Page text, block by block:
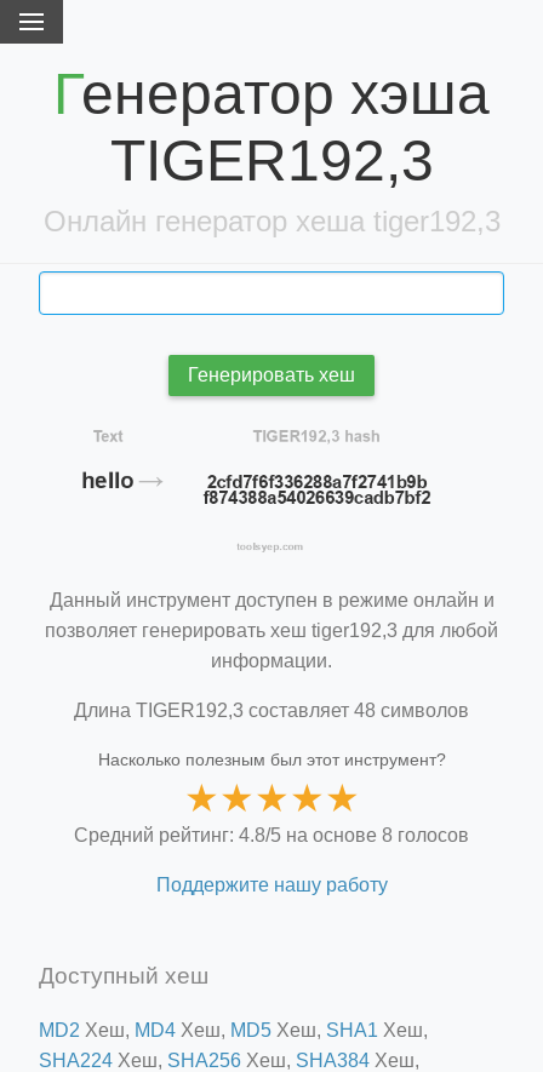
Генератор хэша
TIGER192,3
Онлайн генератор хеша tiger192,3
Генерировать хеш
Данный инструмент доступен в режиме онлайн и
позволяет генерировать хеш tiger192,3 для любой
информации.
Длина TIGER192,3 составляет 48 символов
Насколько полезным был этот инструмент?
★★★★★
Средний рейтинг: 4.8/5 на основе 8 голосов
Поддержите нашу работу
Доступный хеш
MD2 Хеш, MD4 Хеш, MD5 Хеш, SHA1 Хеш,
SHA224 Хеш, SHA256 Хеш, SHA384 Хеш,